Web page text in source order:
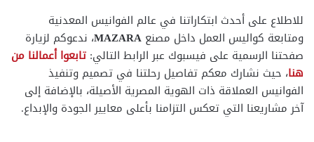
للاطلاع على أحدث ابتكاراتنا في عالم الفوانيس المعدنية
ومتابعة كواليس العمل داخل مصنع MAZARA، ندعوكم لزيارة
صفحتنا الرسمية على فيسبوك عبر الرابط التالي: تابعوا أعمالنا من
هنا، حيث نشارك معكم تفاصيل رحلتنا في تصميم وتنفيذ
الفوانيس العملاقة ذات الهوية المصرية الأصيلة، بالإضافة إلى
آخر مشاريعنا التي تعكس التزامنا بأعلى معايير الجودة والإبداع.